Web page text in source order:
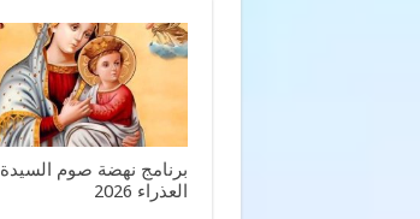
برنامج نهضة صوم السيدة
العذراء 2026